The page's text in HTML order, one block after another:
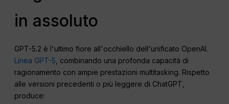
in assoluto
GPT-5.2 è l'ultimo fiore all'occhiello dell'unificato OpenAI.
Linea GPT-5, combinando una profonda capacità di
ragionamento con ampie prestazioni multitasking. Rispetto
alle versioni precedenti o più leggere di ChatGPT,
produce: